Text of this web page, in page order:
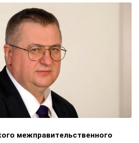
межправительственного